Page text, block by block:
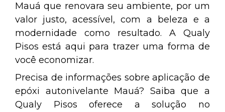
Mauá que renovara seu ambiente, por um
valor justo, acessível, com a beleza e a
modernidade como resultado. A Qualy
Pisos está aqui para trazer uma forma de
você economizar.
Precisa de informações sobre aplicação de
epóxi autonivelante Mauá? Saiba que a
Qualy Pisos oferece a solução no